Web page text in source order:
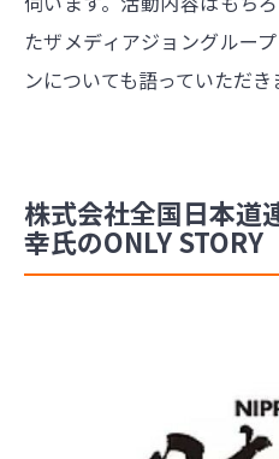
たザメディアジョングルー
ンについても語っていただき
株式会社全国日本
幸氏のONLY STORY